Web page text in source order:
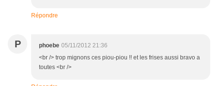
Répondre
P phoebe 05/11/2012 21:36
<br /> trop mignons ces piou-piou !! et les frises aussi bravo a
toutes <br />